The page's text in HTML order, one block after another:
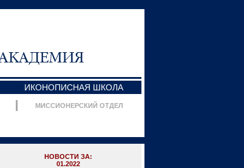
ИКОНОПИСНАЯ ШКОЛА
МИССИОНЕРСКИЙ ОТДЕЛ
НОВОСТИ ЗА:
01.2022